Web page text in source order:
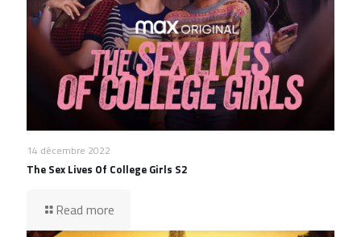
14 décembre 2022
The Sex Lives Of College Girls S2
Read more